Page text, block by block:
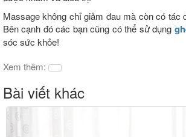
Massage không chỉ giảm đau mà còn có tác
Bên cạnh đó các bạn cũng có thể sử dụng
sóc sức khỏe!
Xem thêm:
Bài viết khác